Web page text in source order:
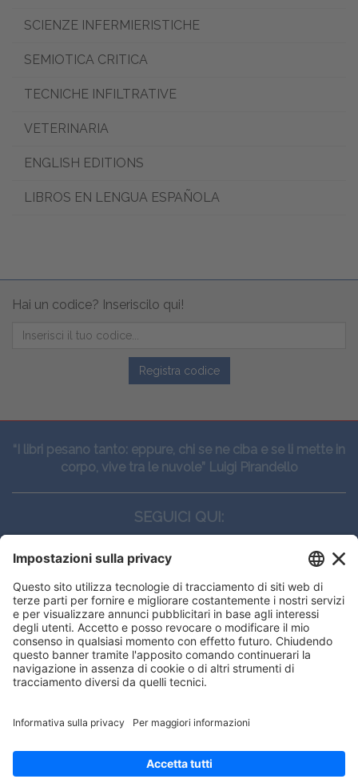
SCIENZE INFERMIERISTICHE
SEMIOTICA CRITICA
TECNICHE INFILTRATIVE
VETERINARIA
ENGLISH EDITIONS
LIBROS EN LENGUA ESPAÑOLA
Hai un codice? Inseriscilo qui!
Registra codice
“I libri pesano tanto: eppure, chi se ne ciba e se li mette in
corpo, vive tra le nuvole” Luigi Pirandello
SEGUICI QUI:
CONTATTI
Edi.Ermes srl
Viale E. Forlanini, 21 - 20134, Milano
(+39)027021121
E-mail:eeinfo@eenet.it
ORARI
Lunedì — Giovedì: - 08:30 - 13:00 – 14:00 - 17:30
Venerdì: - 08:30 - 13:00 – 14:00 - 16:00
offrirti la migliore navigazione
OK